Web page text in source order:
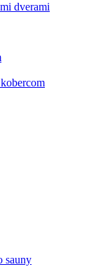
dverami
sauny